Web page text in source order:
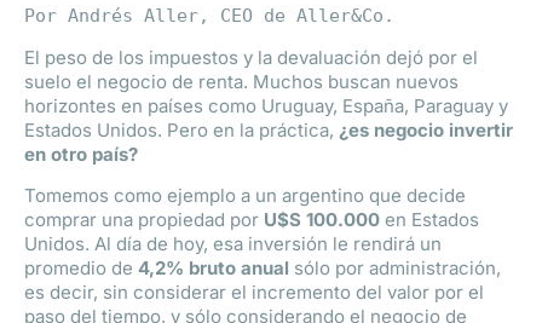
Por Andrés Aller, CEO de Aller&Co.
El peso de los impuestos y la devaluación dejó por el
suelo el negocio de renta. Muchos buscan nuevos
horizontes en países como Uruguay, España, Paraguay y
Estados Unidos. Pero en la práctica, ¿es negocio invertir
en otro país?
Tomemos como ejemplo a un argentino que decide
comprar una propiedad por U$S 100.000 en Estados
Unidos. Al día de hoy, esa inversión le rendirá un
promedio de 4,2% bruto anual sólo por administración,
es decir, sin considerar el incremento del valor por el
paso del tiempo, y sólo considerando el negocio de